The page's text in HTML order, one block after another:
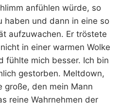
anfühlen würde, so
haben und dann in eine so
aufzuwachen. Er tröstete
in einer warmen Wolke
fühlte mich besser. Ich bin
gestorben. Meltdown,
große, den mein Mann
reine Wahrnehmen der